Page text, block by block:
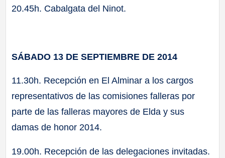
20.45h. Cabalgata del Ninot.
SÁBADO 13 DE SEPTIEMBRE DE 2014
11.30h. Recepción en El Alminar a los cargos
representativos de las comisiones falleras por
parte de las falleras mayores de Elda y sus
damas de honor 2014.
19.00h. Recepción de las delegaciones invitadas.